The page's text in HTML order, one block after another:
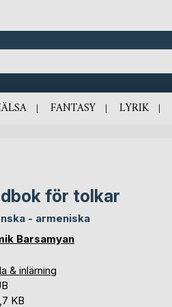
FANTASY LYRIK
för tolkar
- armeniska
Barsamyan
& inlärning
KB